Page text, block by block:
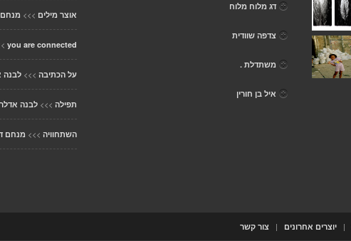
אוצר מילים >>> מנחם
you are connected
על הכתיבה >>> לבנה
תפילה >>> לבנה אדלר
השתחוויה >>> מנחם
דג מלוח מלוח
צדפה שוודית
משתדלת .
איל בן חורין
| יוצרים אחרונים | צור קשר